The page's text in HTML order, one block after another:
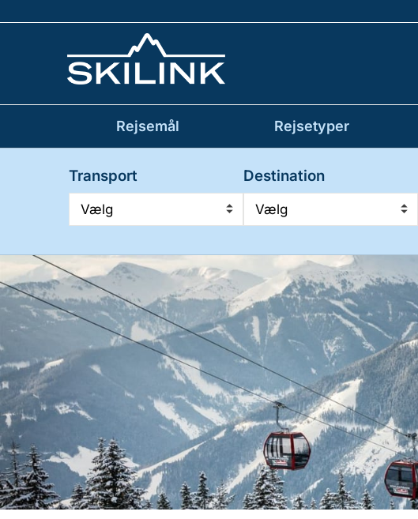
Rejsemål Rejsetyper
Transport
Vælg
Destination
Vælg